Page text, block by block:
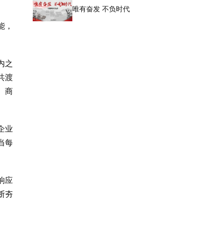
之
渡
商
业
每
应
夯
唯有奋发 不负时代